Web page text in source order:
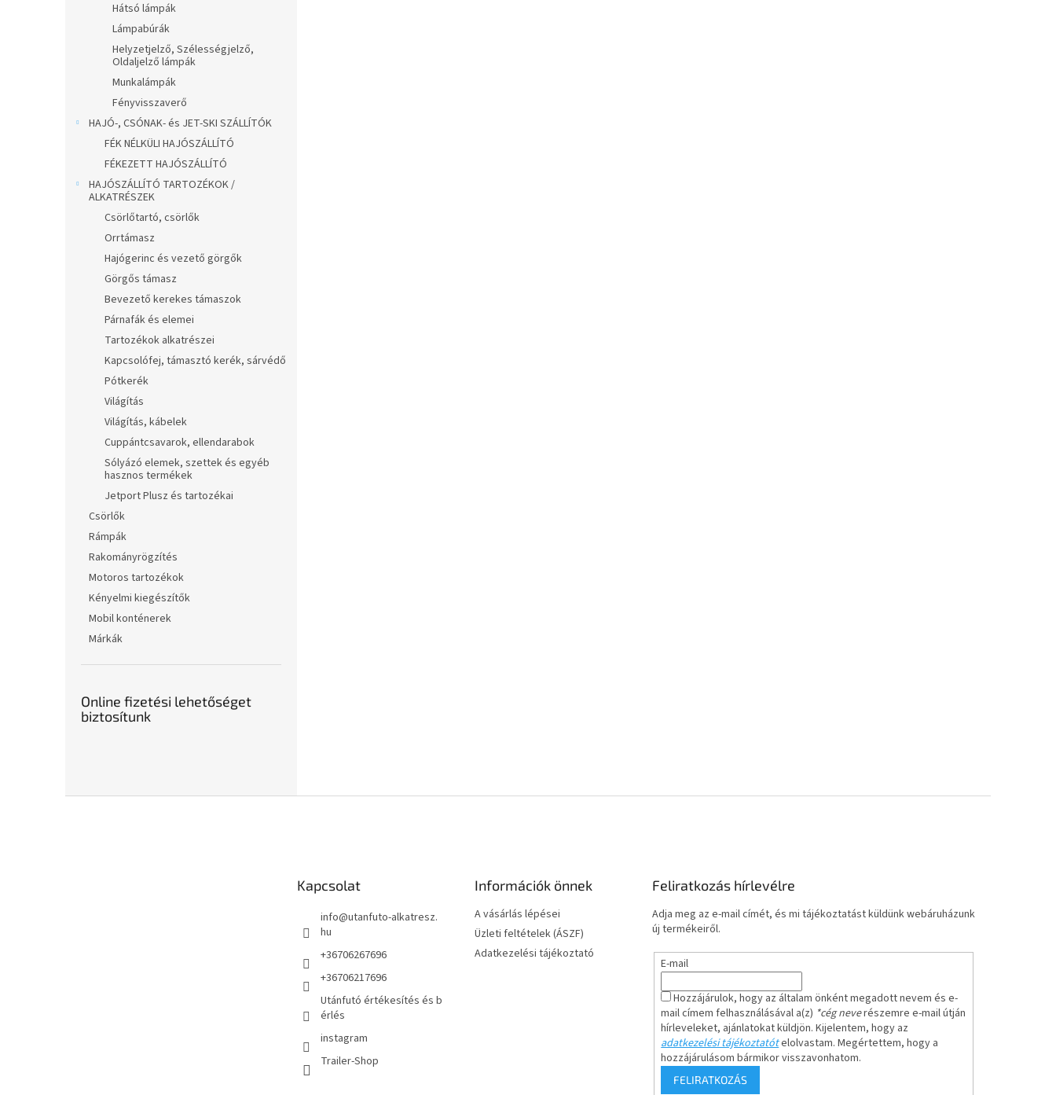
Hátsó lámpák
Lámpabúrák
Helyzetjelző, Szélességjelző,
Oldaljelző lámpák
Munkalámpák
Fényvisszaverő
HAJÓ-, CSÓNAK- és JET-SKI SZÁLLÍTÓK
FÉK NÉLKÜLI HAJÓSZÁLLÍTÓ
FÉKEZETT HAJÓSZÁLLÍTÓ
HAJÓSZÁLLÍTÓ TARTOZÉKOK /
ALKATRÉSZEK
Csörlőtartó, csörlők
Orrtámasz
Hajógerinc és vezető görgők
Görgős támasz
Bevezető kerekes támaszok
Párnafák és elemei
Tartozékok alkatrészei
Kapcsolófej, támasztó kerék, sárvédő
Pótkerék
Világítás
Világítás, kábelek
Cuppántcsavarok, ellendarabok
Sólyázó elemek, szettek és egyéb
hasznos termékek
Jetport Plusz és tartozékai
Csörlők
Rámpák
Rakományrögzítés
Motoros tartozékok
Kényelmi kiegészítők
Mobil konténerek
Márkák
Online fizetési lehetőséget
biztosítunk
Kapcsolat
info@utanfuto-alkatresz.
hu
+36706267696
+36706217696
Utánfutó értékesítés és b
érlés
instagram
Trailer-Shop
Információk önnek
A vásárlás lépései
Üzleti feltételek (ÁSZF)
Adatkezelési tájékoztató
Feliratkozás hírlevélre
Adja meg az e-mail címét, és mi tájékoztatást küldünk webáruházunk
új termékeiről.
E-mail
Hozzájárulok, hogy az általam önként megadott nevem és e-
mail címem felhasználásával a(z) *cég neverészemre e-mail útján
hírleveleket, ajánlatokat küldjön. Kijelentem, hogy az
adatkezelési tájékoztatótelolvastam. Megértettem, hogy a
hozzájárulásom bármikor visszavonhatom.
FELIRATKOZÁS